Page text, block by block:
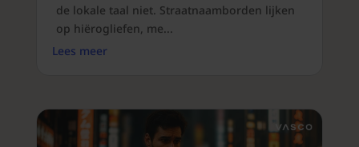
de lokale taal niet. Straatnaamborden lijken
op hiërogliefen, me...
Lees meer